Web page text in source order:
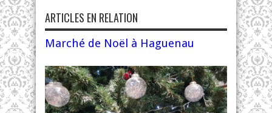
ARTICLES EN RELATION
Marché de Noël à Haguenau